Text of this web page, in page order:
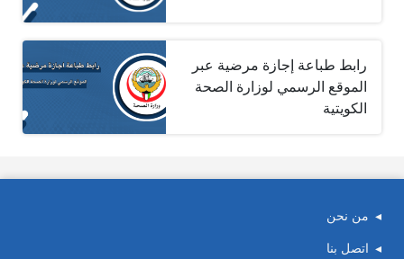
رابط طباعة إجازة مرضية عبر
الموقع الرسمي لوزارة الصحة
الكويتية
من نحن
اتصل بنا